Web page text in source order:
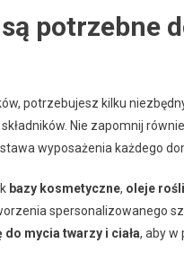
potrzebne
potrzebujesz kilku
Nie zapomnij
wyposażenia każdego
bazy kosmetyczne, oleje
spersonalizowanego
do mycia twarzy i ciała, aby w